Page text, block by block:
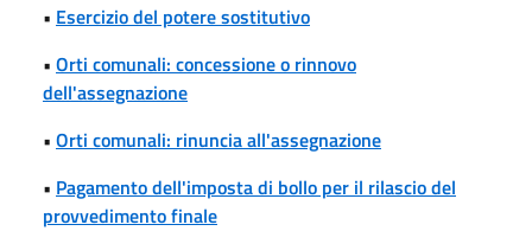
• Esercizio del potere sostitutivo
• Orti comunali: concessione o rinnovo
dell'assegnazione
• Orti comunali: rinuncia all'assegnazione
• Pagamento dell'imposta di bollo per il rilascio del
provvedimento finale